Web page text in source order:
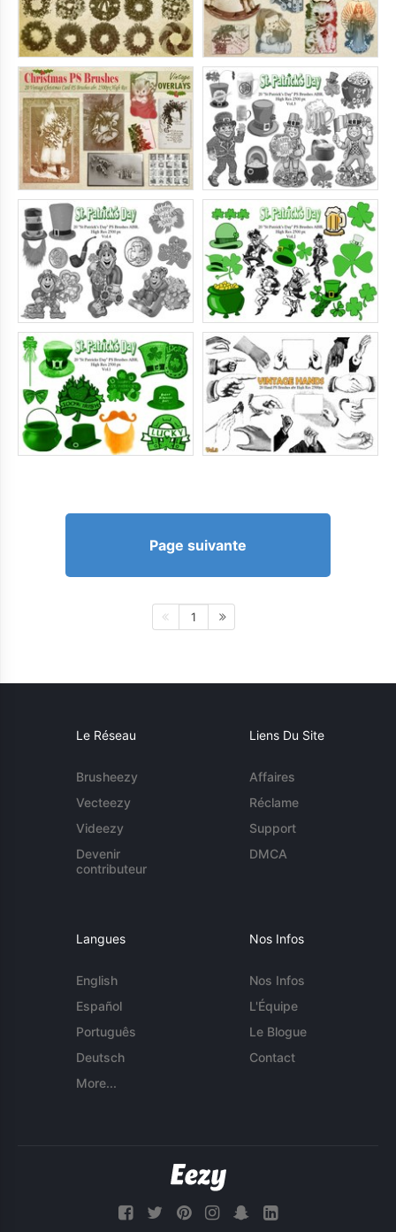
Page suivante
1
Le Réseau
Brusheezy
Vecteezy
Videezy
Devenir
contributeur
Liens Du Site
Affaires
Réclame
Support
DMCA
Langues
English
Español
Português
Deutsch
More...
Nos Infos
Nos Infos
L'Équipe
Le Blogue
Contact